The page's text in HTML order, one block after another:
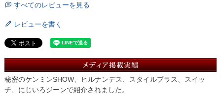
すべてのレビューを見る
レビューを書く
秘密のケンミンSHOW、ヒルナンデス、スタイルプラス、スイッ
チ、にじいろジーンで紹介されました。